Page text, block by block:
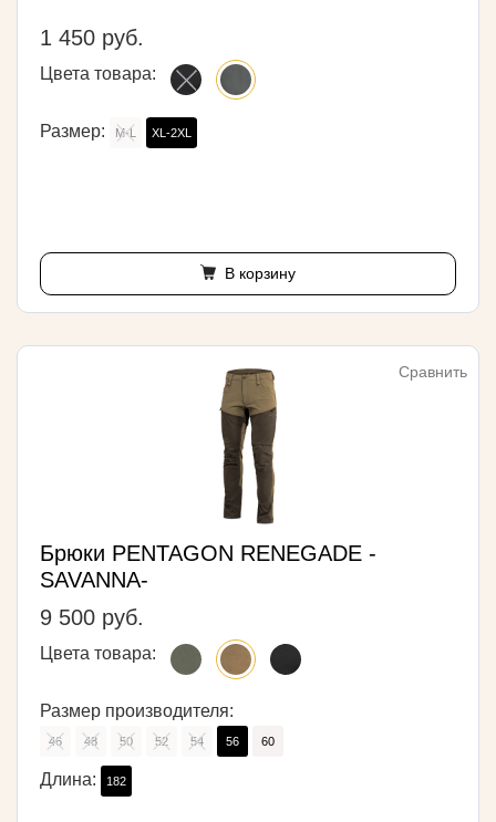
1 450 руб.
Цвета товара:
Размер: M-L XL-2XL
В корзину
Сравнить
Брюки PENTAGON RENEGADE -
SAVANNA-
9 500 руб.
Цвета товара:
Размер производителя:
46 48 50 52 54 56 60
Длина: 182